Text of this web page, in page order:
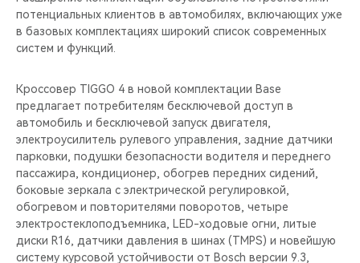
CHERY REMOTE
CHERY И СПОРТ
ВИДЕООБЗОРЫ
CHERY ДЛЯ ДЕТЕЙ
потенциальных клиентов в автомобилях, включающих уже
в базовых комплектациях широкий список современных
систем и функций.
Кроссовер TIGGO 4 в новой комплектации Base
предлагает потребителям бесключевой доступ в
автомобиль и бесключевой запуск двигателя,
электроусилитель рулевого управления, задние датчики
парковки, подушки безопасности водителя и переднего
пассажира, кондиционер, обогрев передних сидений,
боковые зеркала с электрической регулировкой,
обогревом и повторителями поворотов, четыре
электростеклоподъемника, LED-ходовые огни, литые
диски R16, датчики давления в шинах (TMPS) и новейшую
систему курсовой устойчивости от Bosch версии 9.3,